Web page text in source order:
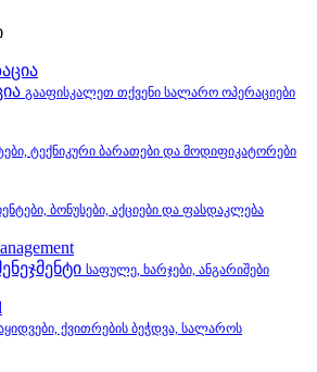
გააფისკალეთ თქვენი სალარო ოპერაციები
ტექნიკური ბარათები და მოდიფიკატორები
ბონუსები, აქციები და ფასდაკლება
საფულე, ხარჯები, ანგარიშები
ქვითრების ბეჭდვა, სალაროს